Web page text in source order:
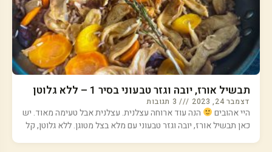
תבשיל אורז, יובה וגזר טבעוני בסיר 1 – ללא גלוטן
דצמבר 24, 2023
היי אהובים
הנה עוד ארוחה עצלנית. עצלנית אבל טעימה מאוד. יש
כאן תבשיל אורז, יובה וגזר טבעוני עם מלא בצל מטוגן. ללא גלוטן, קל